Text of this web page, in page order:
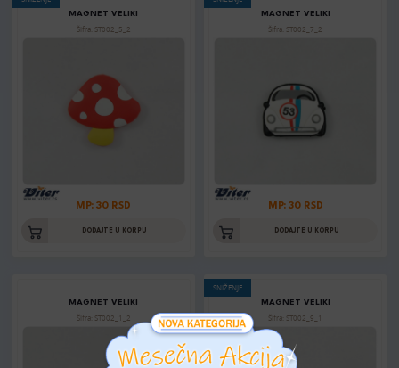
MAGNET VELIKI
Šifra: ST002_5_2
MP: 30 RSD
DODAJTE U KORPU
MAGNET VELIKI
Šifra: ST002_7_2
MP: 30 RSD
DODAJTE U KORPU
MAGNET VELIKI
Šifra: ST002_1_2
SNIŽENJE
MAGNET VELIKI
Šifra: ST002_9_1